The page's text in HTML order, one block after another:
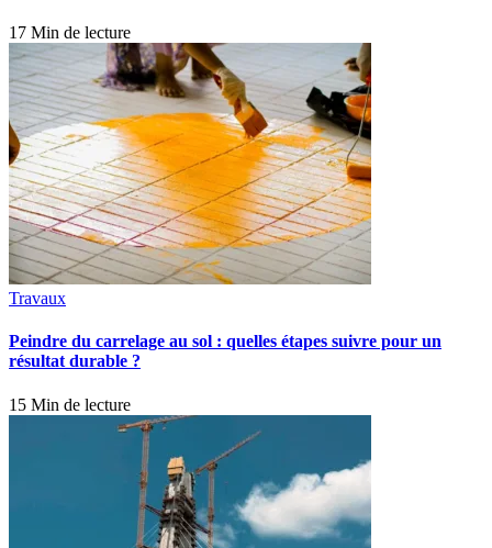
17 Min de lecture
Travaux
Peindre du carrelage au sol : quelles étapes suivre pour un
résultat durable ?
15 Min de lecture